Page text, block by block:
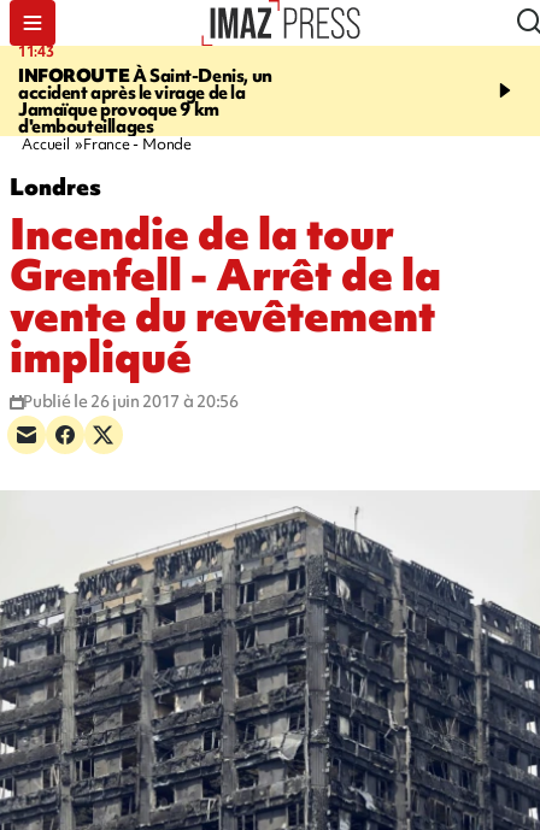
11:43
INFOROUTEÀ Saint-Denis, un
accident après le virage de la
Jamaïque provoque 9 km
d'embouteillages
16:35
gendarmes évacuent
Accueil France - Monde
Londres
Incendie de la tour
Grenfell - Arrêt de la
vente du revêtement
impliqué
Publié le 26 juin 2017 à 20:56